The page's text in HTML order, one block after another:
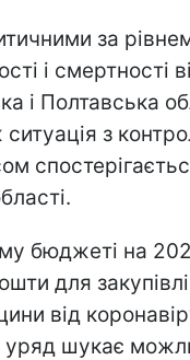
за
і смертності
і Полтавська
з
бюджеті на
для
від
уряд шукає